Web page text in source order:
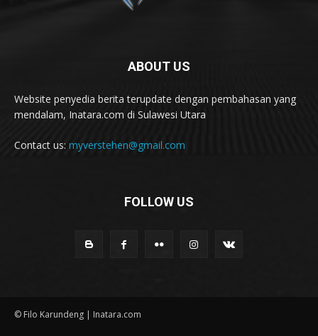
ABOUT US
Website penyedia berita terupdate dengan pembahasan yang
mendalam, Inatara.com di Sulawesi Utara
Contact us: myverstehen@gmail.com
FOLLOW US
© Filo Karundeng | Inatara.com